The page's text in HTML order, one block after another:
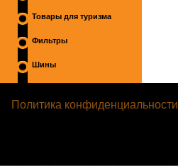
Товары для туризма
Фильтры
Шины
Политика конфиденциальности